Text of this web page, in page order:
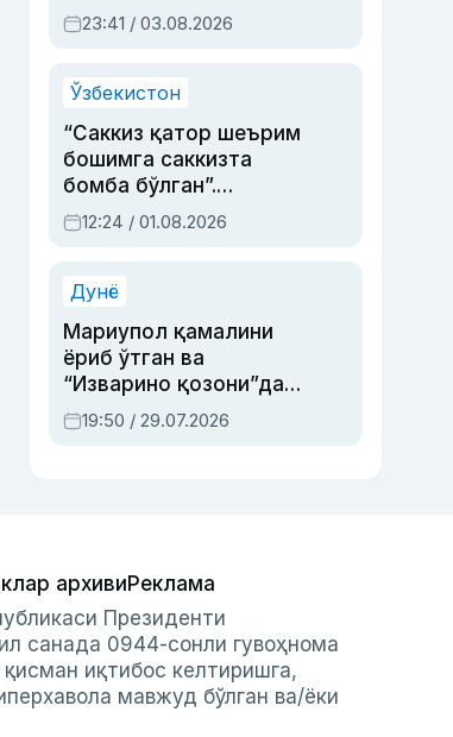
содир этган аёлга суд
ҳукми ўқилди
23:41 / 03.08.2026
Ўзбекистон
“Саккиз қатор шеърим
бошимга саккизта
бомба бўлган”.
Абдулла Ориповни
сиёсий айбловлардан
12:24 / 01.08.2026
Дунё
Мариупол қамалини
ёриб ўтган ва
“Изварино қозони”дан
чиққан қаҳрамон —
Украина армияси бош
19:50 / 29.07.2026
архивиРеклама
Президенти
санада 0944-сонли гувоҳнома
иқтибос келтиришга,
мавжуд бўлган ва/ёки